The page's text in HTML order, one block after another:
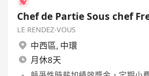
Chef de Partie Sous chef
LE RENDEZ-VOUS
中西區, 中環
月休8天